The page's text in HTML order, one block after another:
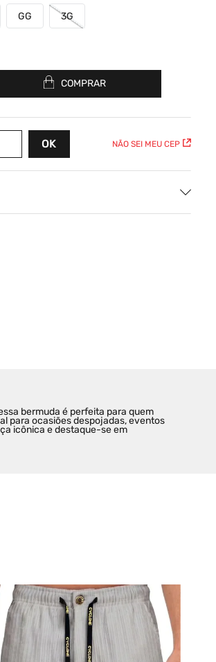
GG 3G
COMPRAR
NÃO SEI MEU CEP
bermuda é perfeita para quem
para ocasiões despojadas, eventos
icônica e destaque-se em